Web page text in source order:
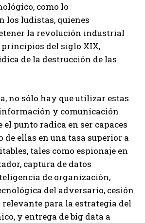
como lo
los ludistas, quienes
la revolución industrial
del siglo XIX,
de la destrucción de las
no sólo hay que utilizar estas
y comunicación
punto radica en ser capaces
de ellas en una tasa superior a
tales como espionaje en
captura de datos
de organización,
del adversario, cesión
para la estrategia del
y entrega de big data a